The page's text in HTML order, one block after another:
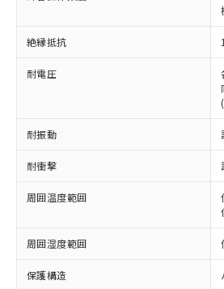
絶縁抵抗
耐電圧
耐振動
耐衝撃
周囲温度範囲
周囲湿度範囲
保護構造
以下の条件をお読みいただ
ご利用ください。
本サービスは、当社制
商品の当社在庫状況お
(税抜)を提供させていた
本サービスの対象外と
ことをご了承ください。
在庫状況および標準価
記載している更新日時
タに基づき作成される
覧された時点での実際
準価格とは異なる場合
対応予定なし：EU RoHS指
非含有に非対応の商品で、対
定はありません。
調査・確認中：EU RoHS指
非含有の対応状況を調査中
非該当品：ライセンス料な
害物質有無と関係のない商品
仕入先様の事情により、非
いたものが、含有品と判明
ミウム(Cd) 100ppm以下、
六価クロム(Cr(Ⅵ)) 1000ppm以下、
類(PBB) 1000ppm以下、ポリ臭化ジ
(PBDE) 1000ppm以下、フタル酸ビ
「○」：最大均質材料含有率
基準値以下であることを示し
「×」：最大均質材料含有率
基準値を超えていることを示
「－」：未確認です。当社
い合わせください。
Pb(鉛) :1000ppm、 Hg(水銀) :
Cr(Ⅵ)(六価クロム) : 1000ppm、
当社は、これら貴社製
為替および外国貿易法
（以下｢規制貨物等」
または国外への提供す
国政府の輸出許可(また
可)を取得するなどの必
号